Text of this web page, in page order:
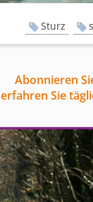
Sturz
Abonnieren
erfahren Sie